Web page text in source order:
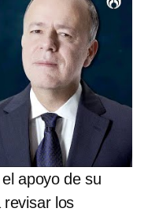
apoyo de su
revisar los